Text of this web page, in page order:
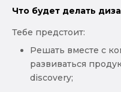
Что будет делать
Тебе предстоит:
Решать вместе с
развиваться
discovery;